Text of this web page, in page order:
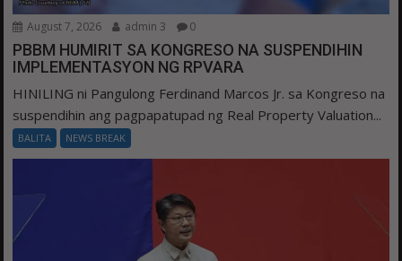
August 7, 2026 admin 3 0
PBBM HUMIRIT SA KONGRESO NA SUSPENDIHIN
IMPLEMENTASYON NG RPVARA
HINILING ni Pangulong Ferdinand Marcos Jr. sa Kongreso na
suspendihin ang pagpapatupad ng Real Property Valuation...
BALITA NEWS BREAK